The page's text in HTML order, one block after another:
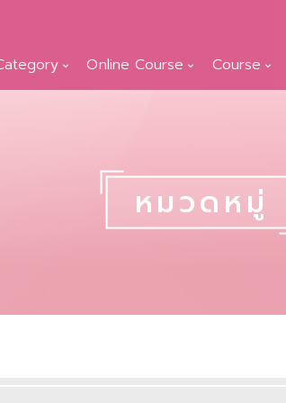
Online Course Course
หมวดหมู่